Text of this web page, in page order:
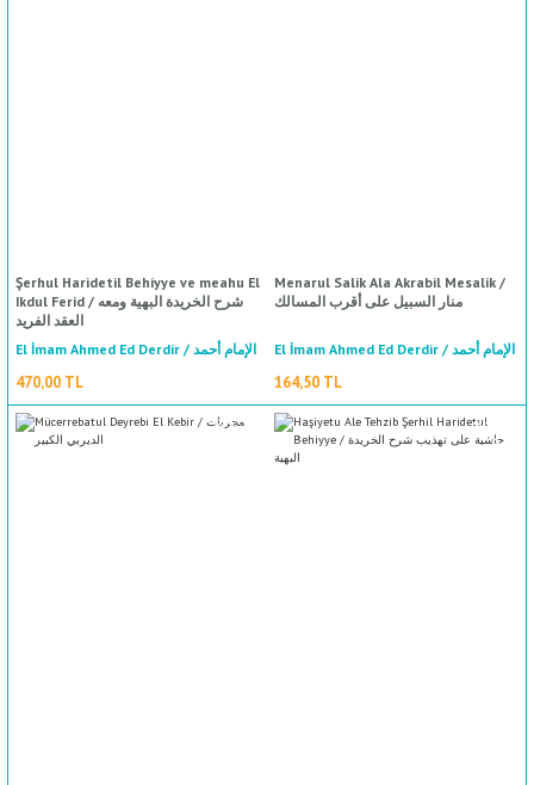
Şerhul Haridetil Behiyye ve meahu El
Ikdul Ferid / شرح الخريدة البهية ومعه
العقد الفريد
El İmam Ahmed Ed Derdir / الإمام أحمد
الدردير
470,00 TL
Menarul Salik Ala Akrabil Mesalik /
منار السبيل على أقرب المسالك
El İmam Ahmed Ed Derdir / الإمام أحمد
الدردير
164,50 TL